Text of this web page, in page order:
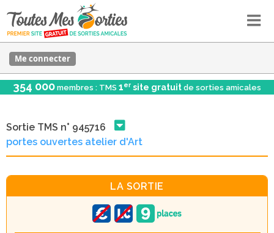
Me connecter
354 000 membres : TMS 1er site gratuit de sorties amicales
Sortie TMS n° 945716
portes ouvertes atelier d'Art
LA SORTIE